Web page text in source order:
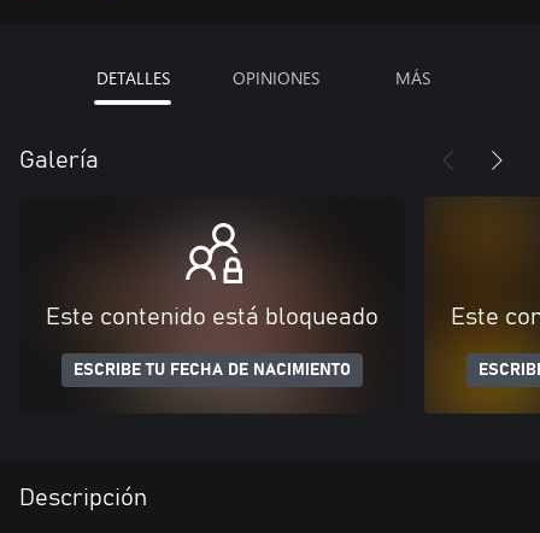
DETALLES OPINIONES MÁS
Galería
Este contenido está bloqueado
ESCRIBE TU FECHA DE NACIMIENTO
Este
Descripción